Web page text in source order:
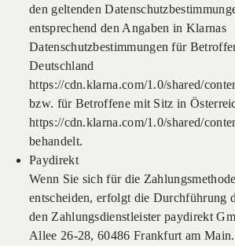
den geltenden
entsprechend den Angaben in Klarnas
Datenschutzbestimmungen für
Deutschland
https://cdn.klarna.com/1.0/shared/
bzw. für Betroffene mit Sitz in
https://cdn.klarna.com/1.0/shared/
behandelt.
Paydirekt
Wenn Sie sich für die
entscheiden, erfolgt die Durchführung
den Zahlungsdienstleister paydirekt
Allee 26-28, 60486 Frankfurt am